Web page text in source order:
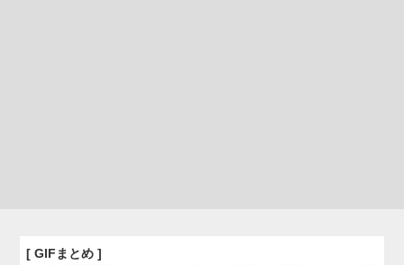
[ GIFまとめ ]